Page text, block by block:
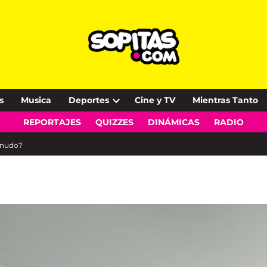
Musica Deportes
Open
dropdown
Cine y TV Mientras Tanto
REPORTAJES QUIZZES DINÁMICAS RADIO